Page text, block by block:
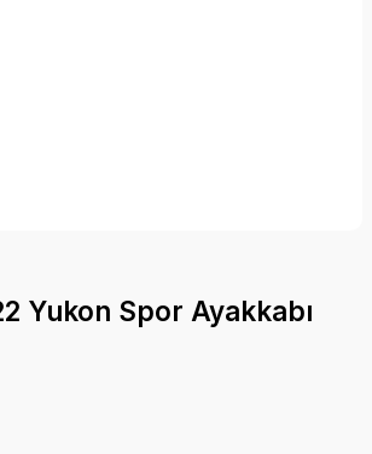
Yukon Spor Ayakkabı